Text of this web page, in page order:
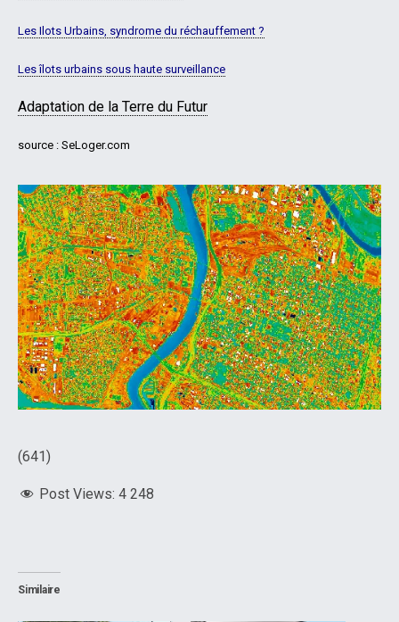
Les Ilots Urbains, syndrome du réchauffement ?
Les îlots urbains sous haute surveillance
Adaptation de la Terre du Futur
source : SeLoger.com
(641)
Post Views: 4 248
Similaire